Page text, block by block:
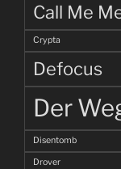
Call Me
Crypta
Defocus
Der
Disentomb
Drover